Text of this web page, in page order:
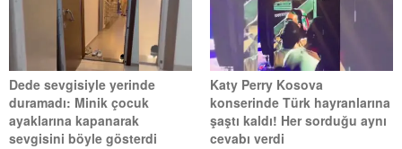
Dede sevgisiyle yerinde
duramadı: Minik çocuk
ayaklarına kapanarak
sevgisini böyle gösterdi
Katy Perry Kosova
konserinde Türk hayranlarına
şaştı kaldı! Her sorduğu aynı
cevabı verdi